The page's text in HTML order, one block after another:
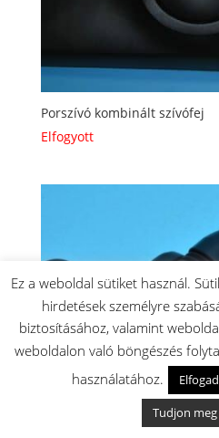
Porszívó kombinált szívófej
Elfogyott
Ez a weboldal sütiket használ.
hirdetések személyre
biztosításához, valamint
weboldalon való böngészés
használatához.
Tudjon